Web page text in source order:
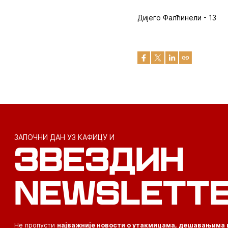
Дијего Фалћинели - 13
ЗАПОЧНИ ДАН УЗ КАФИЦУ И
ЗВЕЗДИН
Не пропусти најважније новости о утакмицама, дешавањима